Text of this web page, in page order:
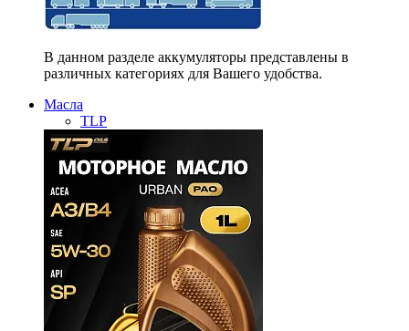
В данном разделе аккумуляторы представлены в
различных категориях для Вашего удобства.
Масла
TLP